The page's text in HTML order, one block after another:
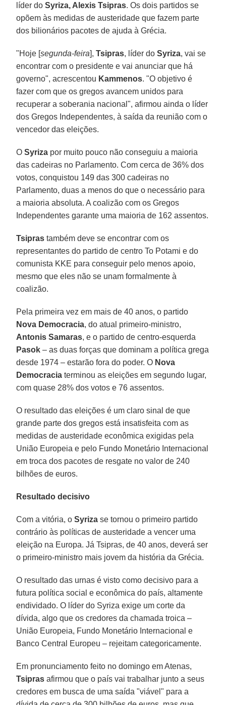
líder doSyriza, Alexis Tsipras. Os dois partidos se
opõem às medidas de austeridade que fazem parte
dos bilionários pacotes de ajuda à Grécia.
"Hoje [segunda-feira],Tsipras, líder doSyriza, vai se
encontrar com o presidente e vai anunciar que há
governo", acrescentou Kammenos. "O objetivo é
fazer com que os gregos avancem unidos para
recuperar a soberania nacional", afirmou ainda o líder
dos Gregos Independentes, à saída da reunião com o
vencedor das eleições.
OSyriza por muito pouco não conseguiu a maioria
das cadeiras no Parlamento. Com cerca de 36% dos
votos, conquistou 149 das 300 cadeiras no
Parlamento, duas a menos do que o necessário para
a maioria absoluta. A coalizão com os Gregos
Independentes garante uma maioria de 162 assentos.
Tsipras também deve se encontrar com os
representantes do partido de centro To Potami e do
comunista KKE para conseguir pelo menos apoio,
mesmo que eles não se unam formalmente à
coalizão.
Pela primeira vez em mais de 40 anos, o partido
Nova Democracia, do atual primeiro-ministro,
Antonis Samaras, e o partido de centro-esquerda
Pasok – as duas forças que dominam a política grega
desde 1974 – estarão fora do poder. O Nova
Democracia terminou as eleições em segundo lugar,
com quase 28% dos votos e 76 assentos.
O resultado das eleições é um claro sinal de que
grande parte dos gregos está insatisfeita com as
medidas de austeridade econômica exigidas pela
União Europeia e pelo Fundo Monetário Internacional
em troca dos pacotes de resgate no valor de 240
bilhões de euros.
Resultado decisivo
Com a vitória, oSyriza se tornou o primeiro partido
contrário às políticas de austeridade a vencer uma
eleição na Europa. Já Tsipras, de 40 anos, deverá ser
o primeiro-ministro mais jovem da história da Grécia.
O resultado das urnas é visto como decisivo para a
futura política social e econômica do país, altamente
endividado. O líder do Syriza exige um corte da
dívida, algo que os credores da chamada troica –
União Europeia, Fundo Monetário Internacional e
Banco Central Europeu – rejeitam categoricamente.
Em pronunciamento feito no domingo em Atenas,
Tsipras afirmou que o país vai trabalhar junto a seus
credores em busca de uma saída "viável" para a